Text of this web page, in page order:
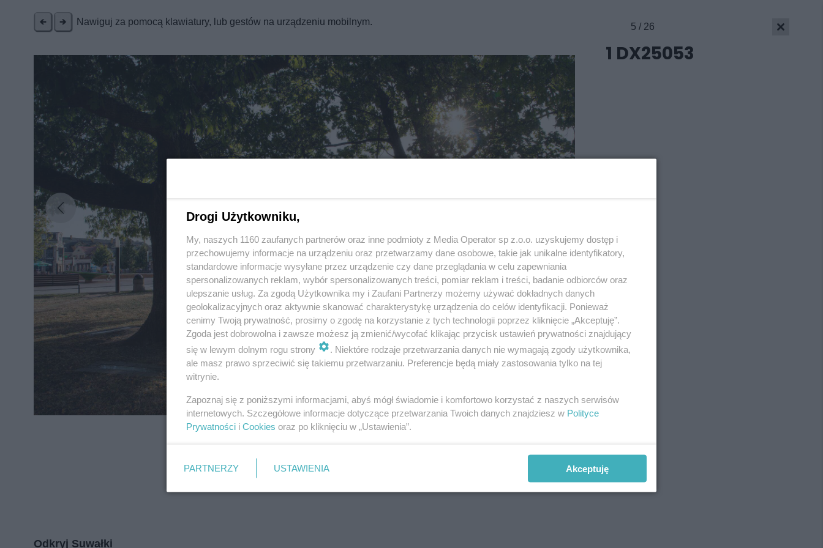
Nawiguj za pomocą klawiatury, lub gestów na urządzeniu mobilnym.
fot:
Odkryj Suwałki
5 / 26
1 DX25053
Wydawca mediów lokalnych
Nie zapomnij
zapoznać się z:
polityką prywatności regulamin korzystania z portali
Piekary Śląskie
Chorzów
Tarnowskie Góry
Ruda Śląska
Świętochłowice
Tychy
Bytom
Katowice
Gliwice
Zabrze
Zagłębie
Kontakt
Wydawca
Redakcja
Newsletter
Reklama
Drogi Użytkowniku,
My, naszych 1160 zaufanych partnerów oraz inne podmioty z Media Operator sp z.o.o. uzyskujemy dostęp i
przechowujemy informacje na urządzeniu oraz przetwarzamy dane osobowe, takie jak unikalne identyfikatory,
standardowe informacje wysyłane przez urządzenie czy dane przeglądania w celu zapewniania
spersonalizowanych reklam, wybór spersonalizowanych treści, pomiar reklam i treści, badanie odbiorców oraz
ulepszanie usług. Za zgodą Użytkownika my i Zaufani Partnerzy możemy używać dokładnych danych
geolokalizacyjnych oraz aktywnie skanować charakterystykę urządzenia do celów identyfikacji. Ponieważ
cenimy Twoją prywatność, prosimy o zgodę na korzystanie z tych technologii poprzez kliknięcie „Akceptuję”.
Zgoda jest dobrowolna i zawsze możesz ją zmienić/wycofać klikając przycisk ustawień prywatności znajdujący
się w lewym dolnym rogu strony
. Niektóre rodzaje przetwarzania danych nie wymagają zgody użytkownika,
ale masz prawo sprzeciwić się takiemu przetwarzaniu. Preferencje będą miały zastosowania tylko na tej
witrynie.
Zapoznaj się z poniższymi informacjami, abyś mógł świadomie i komfortowo korzystać z naszych serwisów
internetowych. Szczegółowe informacje dotyczące przetwarzania Twoich danych znajdziesz w Polityce
Prywatności i Cookies oraz po kliknięciu w „Ustawienia”.
PARTNERZY USTAWIENIA Akceptuję